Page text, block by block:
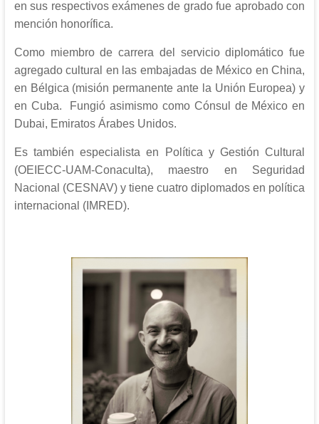
en sus respectivos exámenes de grado fue aprobado con
mención honorífica.
Como miembro de carrera del servicio diplomático fue
agregado cultural en las embajadas de México en China,
en Bélgica (misión permanente ante la Unión Europea) y
en Cuba. Fungió asimismo como Cónsul de México en
Dubai, Emiratos Árabes Unidos.
Es también especialista en Política y Gestión Cultural
(OEIECC-UAM-Conaculta), maestro en Seguridad
Nacional (CESNAV) y tiene cuatro diplomados en política
internacional (IMRED).